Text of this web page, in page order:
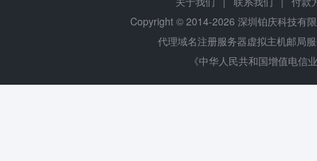
Copyright © 2014-2026 深圳铂庆科技有
代理域名注册服务器虚拟主机邮局
《中华人民共和国增值电信